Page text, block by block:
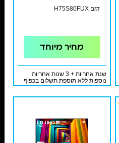
דגם H75S80FUX
מחיר מיוחד
שנת אחריות + 3 שנות אחריות
נוספות ללא תוספת תשלום בכפוף
לתעודת אחריות ולתקנון